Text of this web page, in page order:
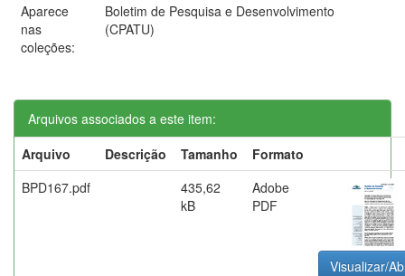
Aparece
nas
coleções:
Boletim de Pesquisa e Desenvolvimento
(CPATU)
Arquivos associados a este item:
Arquivo
Descrição Tamanho
Formato
BPD167.pdf
435,62
kB
Adobe
PDF
Visualizar/